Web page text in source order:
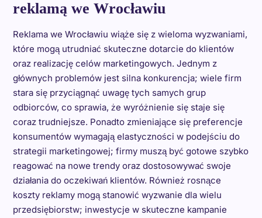
reklamą we Wrocławiu
Reklama we Wrocławiu wiąże się z wieloma wyzwaniami,
które mogą utrudniać skuteczne dotarcie do klientów
oraz realizację celów marketingowych. Jednym z
głównych problemów jest silna konkurencja; wiele firm
stara się przyciągnąć uwagę tych samych grup
odbiorców, co sprawia, że wyróżnienie się staje się
coraz trudniejsze. Ponadto zmieniające się preferencje
konsumentów wymagają elastyczności w podejściu do
strategii marketingowej; firmy muszą być gotowe szybko
reagować na nowe trendy oraz dostosowywać swoje
działania do oczekiwań klientów. Również rosnące
koszty reklamy mogą stanowić wyzwanie dla wielu
przedsiębiorstw; inwestycje w skuteczne kampanie